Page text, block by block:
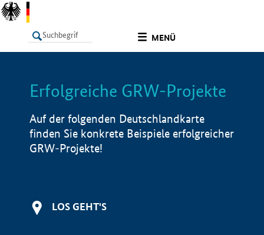
MENÜ
LISTE Info
Erfolgreiche GRW-Projekte
Auf der folgenden Deutschlandkarte
finden Sie konkrete Beispiele erfolgreicher
GRW-Projekte!
LOS GEHT'S